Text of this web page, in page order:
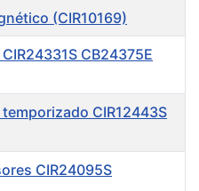
(CIR10169)
CB24375E
CIR12443S
CIR24095S